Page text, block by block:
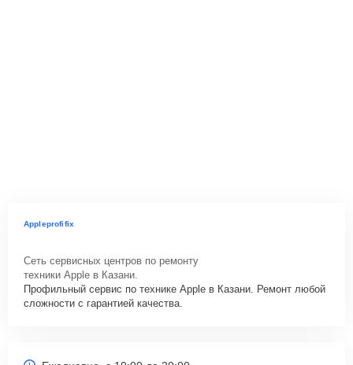
Appleprofifix
Сеть сервисных центров по ремонту
техники Apple в Казани.
Профильный сервис по технике Apple в Казани. Ремонт любой
сложности с гарантией качества.